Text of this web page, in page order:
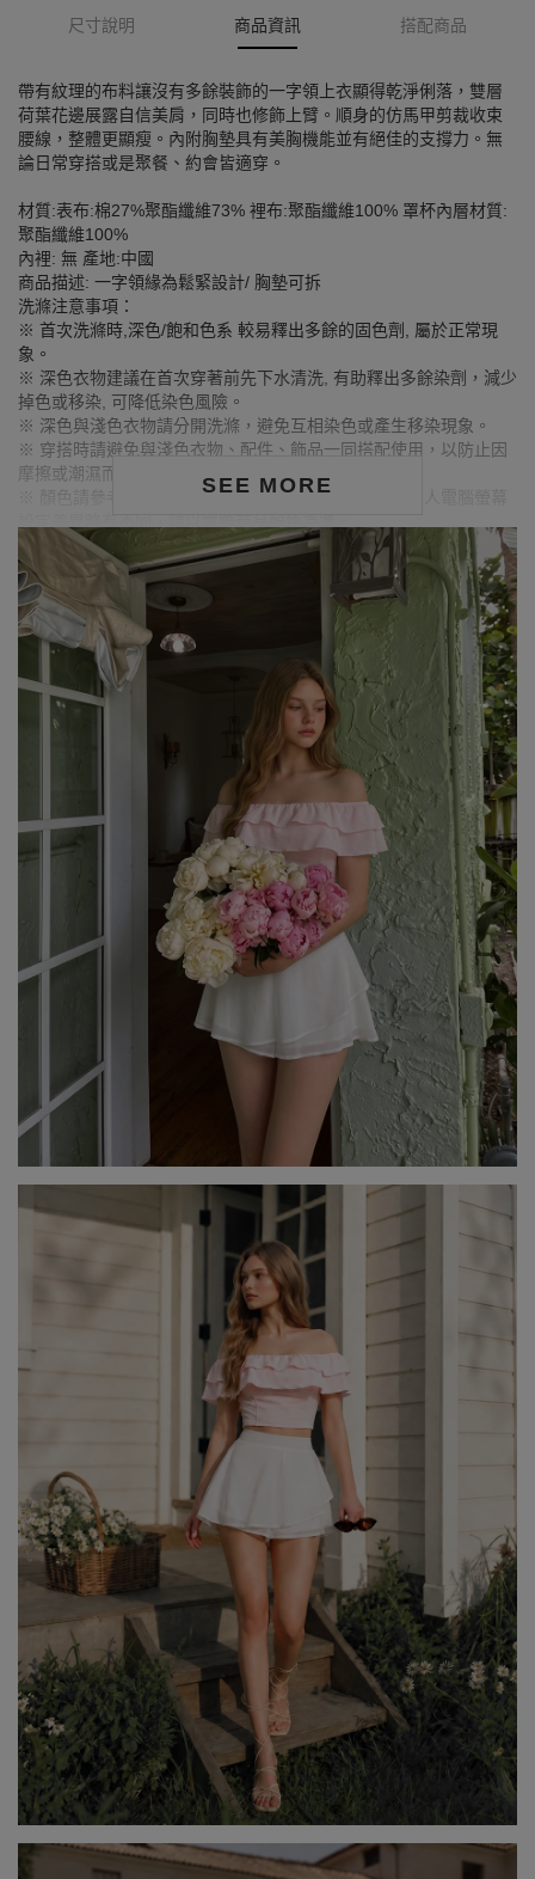
尺寸說明 商品資訊 搭配商品
SEE MORE
帶有紋理的布料讓沒有多餘裝飾的一字領上衣顯得乾淨俐落，雙層
荷葉花邊展露自信美肩，同時也修飾上臂。順身的仿馬甲剪裁收束
腰線，整體更顯瘦。內附胸墊具有美胸機能並有絕佳的支撐力。無
論日常穿搭或是聚餐、約會皆適穿。
材質:表布:棉27%聚酯纖維73% 裡布:聚酯纖維100% 罩杯內層材質:
聚酯纖維100%
內裡: 無 產地:中國
商品描述: 一字領緣為鬆緊設計/ 胸墊可拆
洗滌注意事項：
※ 首次洗滌時,深色/飽和色系 較易釋出多餘的固色劑, 屬於正常現
象。
※ 深色衣物建議在首次穿著前先下水清洗, 有助釋出多餘染劑，減少
掉色或移染, 可降低染色風險。
※ 深色與淺色衣物請分開洗滌，避免互相染色或產生移染現象。
※ 穿搭時請避免與淺色衣物、配件、飾品一同搭配使用，以防止因
摩擦或潮濕而導致染色。
※ 顏色請參考單品圖片較為接近，但因圖檔顏色會因個人電腦螢幕
MODEL資訊
身高173cm／胸圍Bust：84cm
腰圍Waist：59cm／臀圍hips：91cm
試穿報告：模特兒穿著S號